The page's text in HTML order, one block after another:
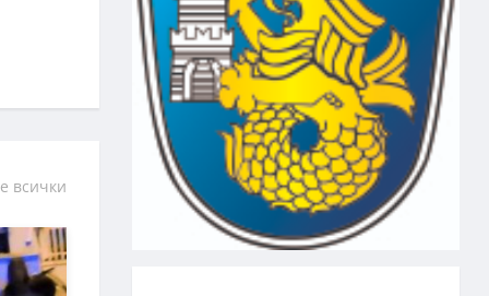
всички